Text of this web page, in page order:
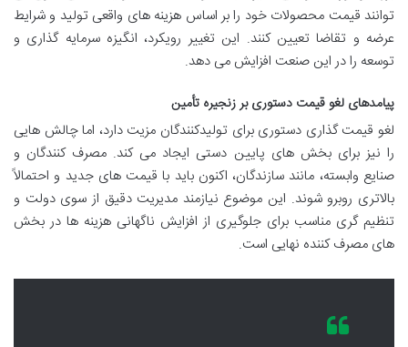
توانند قیمت محصولات خود را بر اساس هزینه های واقعی تولید و شرایط
عرضه و تقاضا تعیین کنند. این تغییر رویکرد، انگیزه سرمایه گذاری و
توسعه را در این صنعت افزایش می دهد.
پیامدهای لغو قیمت دستوری بر زنجیره تأمین
لغو قیمت گذاری دستوری برای تولیدکنندگان مزیت دارد، اما چالش هایی
را نیز برای بخش های پایین دستی ایجاد می کند. مصرف کنندگان و
صنایع وابسته، مانند سازندگان، اکنون باید با قیمت های جدید و احتمالاً
بالاتری روبرو شوند. این موضوع نیازمند مدیریت دقیق از سوی دولت و
تنظیم گری مناسب برای جلوگیری از افزایش ناگهانی هزینه ها در بخش
های مصرف کننده نهایی است.